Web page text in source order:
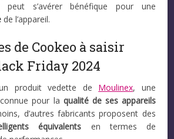
s’avérer bénéfique pour une
de l’appareil.
de Cookeo à saisir
Friday 2024
produit vedette de Moulinex, une
pour la qualité de ses appareils
d’autres fabricants proposent des
équivalents en termes de